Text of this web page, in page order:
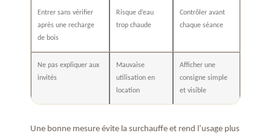
Entrer sans vérifier
après une recharge
de bois
Risque d’eau
trop chaude
Contrôler avant
chaque séance
Ne pas expliquer aux
invités
Mauvaise
utilisation en
location
Afficher une
consigne simple
et visible
Une bonne mesure évite la surchauffe et rend l’usage plus